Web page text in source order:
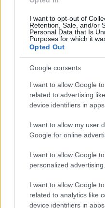
I want to opt-out of
Retention, Sale, and/or
Personal Data that Is
Purposes for which it
Opted Out
Google consents
I want to allow Google
related to advertising
device identifiers in apps.
I want to allow my user
Google for online
I want to allow Google
personalized advertising.
I want to allow Google
related to analytics like
device identifiers in apps.
Karácsonyra
Lisszabonban
Szalay Csenge
VilágEgyetemista•2021. december
Az elmúlt héten már
ünnepeltük. Napról
legismertebb és
karácsonyhoz. Igazán
átélni. Hiszen ugyanúgy
de itt is…